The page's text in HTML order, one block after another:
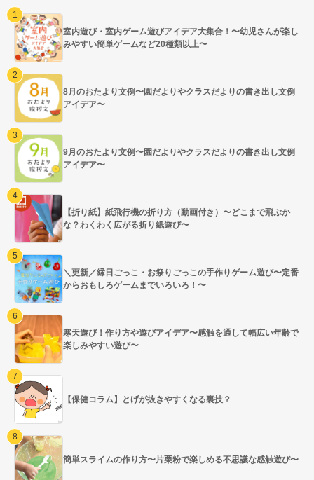
室内遊び・室内ゲーム遊びアイデア大集合！〜幼児さんが楽し
みやすい簡単ゲームなど20種類以上〜
8月のおたより文例〜園だよりやクラスだよりの書き出し文例
アイデア〜
9月のおたより文例〜園だよりやクラスだよりの書き出し文例
アイデア〜
【折り紙】紙飛行機の折り方（動画付き）〜どこまで飛ぶか
な？わくわく広がる折り紙遊び〜
＼更新／縁日ごっこ・お祭りごっこの手作りゲーム遊び〜定番
からおもしろゲームまでいろいろ！〜
寒天遊び！作り方や遊びアイデア〜感触を通して幅広い年齢で
楽しみやすい遊び〜
【保健コラム】とげが抜きやすくなる裏技？
簡単スライムの作り方〜片栗粉で楽しめる不思議な感触遊び〜